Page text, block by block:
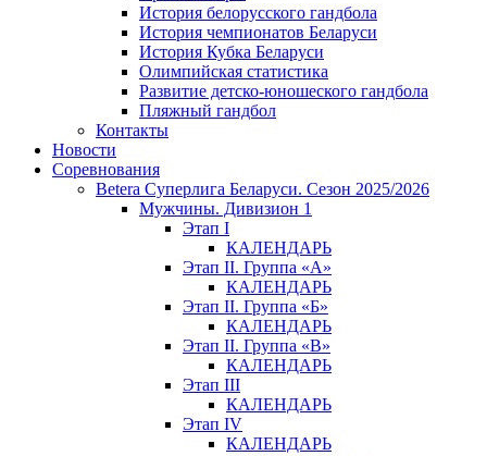
История белорусского гандбола
История чемпионатов Беларуси
История Кубка Беларуси
Олимпийская статистика
Развитие детско-юношеского гандбола
Пляжный гандбол
Контакты
Новости
Соревнования
Betera Суперлига Беларуси. Сезон 2025/2026
Мужчины. Дивизион 1
Этап I
КАЛЕНДАРЬ
Этап II. Группа «А»
КАЛЕНДАРЬ
Этап II. Группа «Б»
КАЛЕНДАРЬ
Этап II. Группа «В»
КАЛЕНДАРЬ
Этап III
КАЛЕНДАРЬ
Этап IV
КАЛЕНДАРЬ